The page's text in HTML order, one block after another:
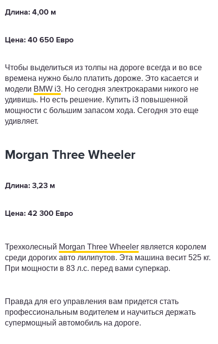
Длина: 4,00 м
Цена: 40 650 Евро
Чтобы выделиться из толпы на дороге всегда и во все
времена нужно было платить дороже. Это касается и
модели BMW i3. Но сегодня электрокарами никого не
удивишь. Но есть решение. Купить i3 повышенной
мощности с большим запасом хода. Сегодня это еще
удивляет.
Morgan Three Wheeler
Длина: 3,23 м
Цена: 42 300 Евро
Трехколесный Morgan Three Wheeler является королем
среди дорогих авто лилипутов. Эта машина весит 525 кг.
При мощности в 83 л.с. перед вами суперкар.
Правда для его управления вам придется стать
профессиональным водителем и научиться держать
супермощный автомобиль на дороге.